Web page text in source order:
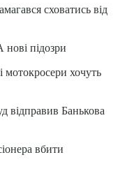
сховатись від
підозри
мотокросери хочуть
відправив Банькова
вбити